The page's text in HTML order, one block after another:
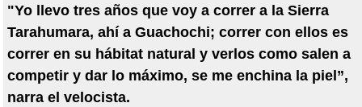
"Yo llevo tres años que voy a correr a la Sierra
Tarahumara, ahí a Guachochi; correr con ellos es
correr en su hábitat natural y verlos como salen a
competir y dar lo máximo, se me enchina la piel”,
narra el velocista.